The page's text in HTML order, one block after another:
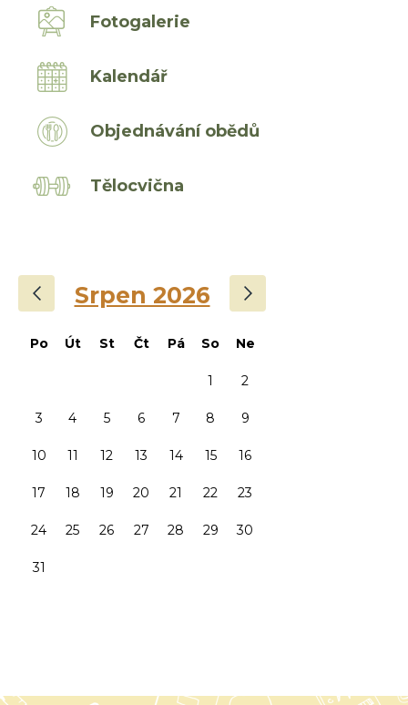
Fotogalerie
Kalendář
Objednávání obědů
Tělocvična
Srpen 2026 ›
Po Út St Čt Pá So Ne
1 2
3 4 5 6 7 8 9
10 11 12 13 14 15 16
17 18 19 20 21 22 23
24 25 26 27 28 29 30
31